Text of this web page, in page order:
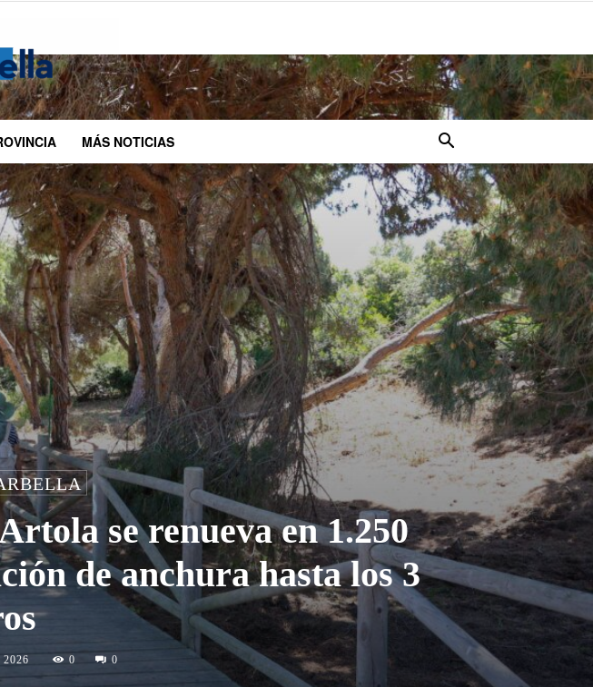
MÁS NOTICIAS
se renueva en 1.250
de anchura hasta los 3
0 0